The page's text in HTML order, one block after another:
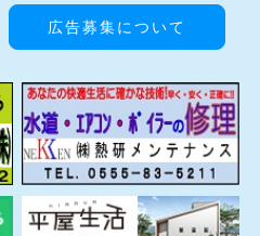
広告募集について